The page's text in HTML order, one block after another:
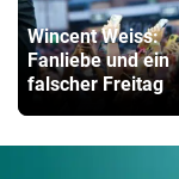
Wincent Weiss:
Fanliebe und ein
falscher Freitag